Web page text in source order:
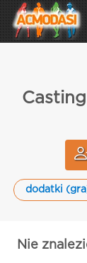
dodatki
Nie